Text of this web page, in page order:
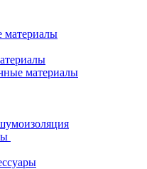
материалы
материалы